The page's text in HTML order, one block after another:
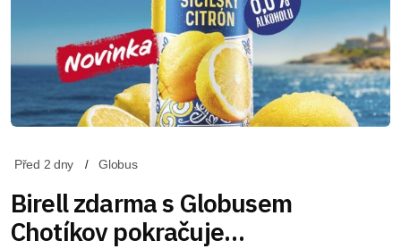
Před 2 dny Globus
Birell zdarma s Globusem
Chotíkov pokračuje…